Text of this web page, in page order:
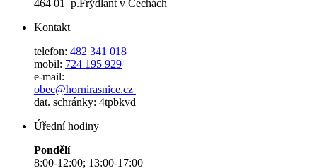
464 01 p.Frýdlant v Čechách
Kontakt
telefon: 482 341 018
mobil: 724 195 929
e-mail:
obec@hornirasnice.cz
dat. schránky: 4tpbkvd
Úřední hodiny
Pondělí
8:00-12:00; 13:00-17:00